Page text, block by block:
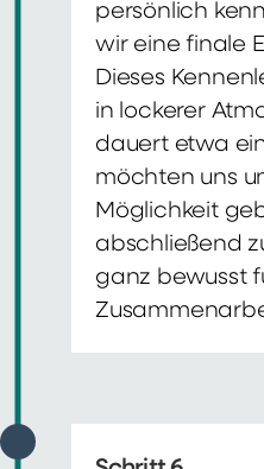
persönlich
wir eine finale
Dieses
in lockerer
dauert etwa
möchten uns
Möglichkeit
abschließend
ganz bewusst